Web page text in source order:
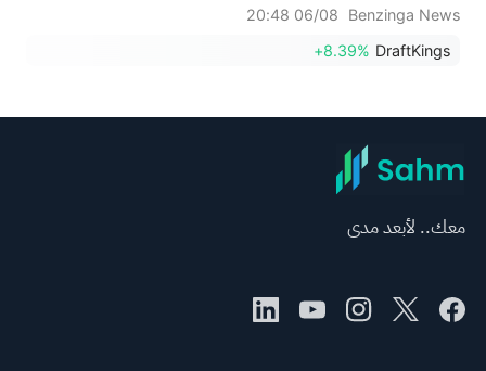
Benzinga News
06/08 20:48
DraftKings
+8.39%
معك.. لأبعد مدى